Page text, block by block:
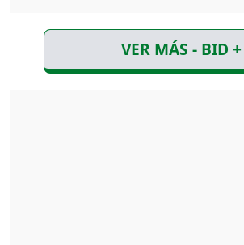
VER MÁS - BID +